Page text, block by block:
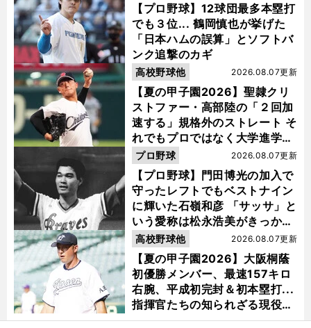
【プロ野球】12球団最多本塁打
でも３位... 鶴岡慎也が挙げた
「日本ハムの誤算」とソフトバ
ンク追撃のカギ
【夏の甲子園2026】聖隷クリ
ストファー・高部陸の「２回加
速する」規格外のストレート そ
れでもプロではなく大学進学を
選ぶ理由
2026.08.07更新
高校野球他
【プロ野球】門田博光の加入で
守ったレフトでもベストナイン
に輝いた石嶺和彦 「サッサ」と
いう愛称は松永浩美がきっか
け？
2026.08.07更新
プロ野球
【夏の甲子園2026】大阪桐蔭
初優勝メンバー、最速157キロ
右腕、平成初完封＆初本塁打...
指揮官たちの知られざる現役時
代
2026.08.07更新
高校野球他